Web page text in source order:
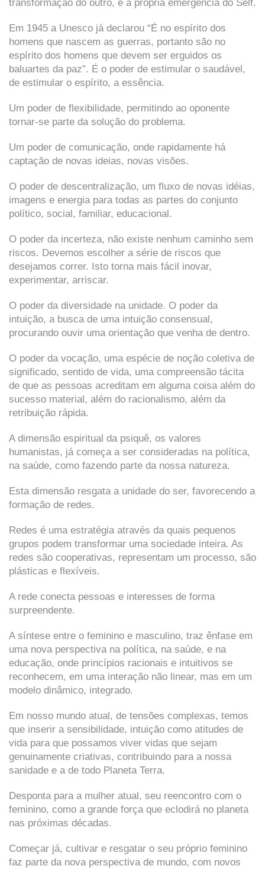
transformação do outro, e a própria emergência do Self.
Em 1945 a Unesco já declarou “É no espírito dos
homens que nascem as guerras, portanto são no
espírito dos homens que devem ser erguidos os
baluartes da paz”. É o poder de estimular o saudável,
de estimular o espírito, a essência.
Um poder de flexibilidade, permitindo ao oponente
tornar-se parte da solução do problema.
Um poder de comunicação, onde rapidamente há
captação de novas ideias, novas visões.
O poder de descentralização, um fluxo de novas idéias,
imagens e energia para todas as partes do conjunto
político, social, familiar, educacional.
O poder da incerteza, não existe nenhum caminho sem
riscos. Devemos escolher a série de riscos que
desejamos correr. Isto torna mais fácil inovar,
experimentar, arriscar.
O poder da diversidade na unidade. O poder da
intuição, a busca de uma intuição consensual,
procurando ouvir uma orientação que venha de dentro.
O poder da vocação, uma espécie de noção coletiva de
significado, sentido de vida, uma compreensão tácita
de que as pessoas acreditam em alguma coisa além do
sucesso material, além do racionalismo, além da
retribuição rápida.
A dimensão espiritual da psiquê, os valores
humanistas, já começa a ser consideradas na política,
na saúde, como fazendo parte da nossa natureza.
Esta dimensão resgata a unidade do ser, favorecendo a
formação de redes.
Redes é uma estratégia através da quais pequenos
grupos podem transformar uma sociedade inteira. As
redes são cooperativas, representam um processo, são
plásticas e flexíveis.
A rede conecta pessoas e interesses de forma
surpreendente.
A síntese entre o feminino e masculino, traz ênfase em
uma nova perspectiva na política, na saúde, e na
educação, onde princípios racionais e intuitivos se
reconhecem, em uma interação não linear, mas em um
modelo dinâmico, integrado.
Em nosso mundo atual, de tensões complexas, temos
que inserir a sensibilidade, intuição como atitudes de
vida para que possamos viver vidas que sejam
genuinamente criativas, contribuindo para a nossa
sanidade e a de todo Planeta Terra.
Desponta para a mulher atual, seu reencontro com o
feminino, como a grande força que eclodirá no planeta
nas próximas décadas.
Começar já, cultivar e resgatar o seu próprio feminino
faz parte da nova perspectiva de mundo, com novos